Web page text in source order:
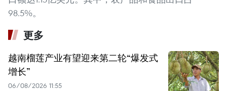
98.5%。
更多
越南榴莲产业有望迎来第二轮“爆发式
增长”
06/08/2026 11:55